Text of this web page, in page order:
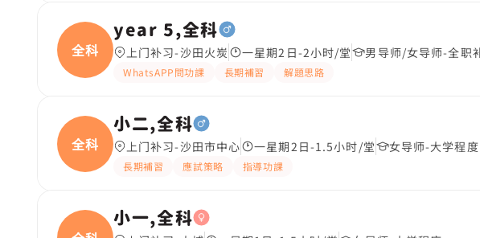
全科
year 5,全科
上门补习-沙田火炭 一星期2日-2小时/堂 男导师/女导师-全职
WhatsAPP問功課 長期補習 解題思路
全科
小二,全科
上门补习-沙田市中心 一星期2日-1.5小时/堂 女导师-大学程度
長期補習 應試策略 指導功課
小一,全科